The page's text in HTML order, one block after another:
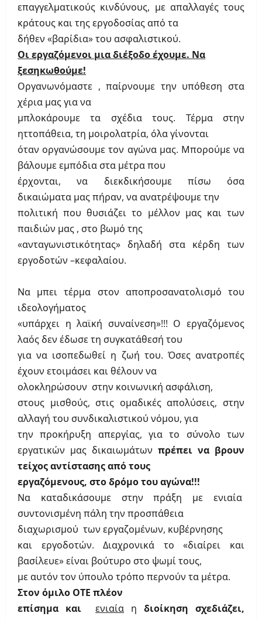
επαγγελματικούς κινδύνους, με απαλλαγές τους
κράτους και της εργοδοσίας από τα
δήθεν «βαρίδια» του ασφαλιστικού.
Οι εργαζόμενοι μια διέξοδο έχουμε. Να
ξεσηκωθούμε!
Οργανωνόμαστε , παίρνουμε την υπόθεση στα
χέρια μας για να
μπλοκάρουμε τα σχέδια τους. Τέρμα στην
ηττοπάθεια, τη μοιρολατρία, όλα γίνονται
όταν οργανώσουμε τον αγώνα μας. Μπορούμε να
βάλουμε εμπόδια στα μέτρα που
έρχονται, να διεκδικήσουμε πίσω όσα
δικαιώματα μας πήραν, να ανατρέψουμε την
πολιτική που θυσιάζει το μέλλον μας και των
παιδιών μας , στο βωμό της
«ανταγωνιστικότητας» δηλαδή στα κέρδη των
εργοδοτών –κεφαλαίου.
Να μπει τέρμα στον αποπροσανατολισμό του
ιδεολογήματος
«υπάρχει η λαϊκή συναίνεση»!!! Ο εργαζόμενος
λαός δεν έδωσε τη συγκατάθεσή του
για να ισοπεδωθεί η ζωή του. Όσες ανατροπές
έχουν ετοιμάσει και θέλουν να
ολοκληρώσουν στην κοινωνική ασφάλιση,
στους μισθούς, στις ομαδικές απολύσεις, στην
αλλαγή του συνδικαλιστικού νόμου, για
την προκήρυξη απεργίας, για το σύνολο των
εργατικών μας δικαιωμάτων πρέπει να βρουν
τείχος αντίστασης από τους
εργαζόμενους, στο δρόμο του αγώνα!!!
Να καταδικάσουμε στην πράξη με ενιαία
συντονισμένη πάλη την προσπάθεια
διαχωρισμού των εργαζομένων, κυβέρνησης
και εργοδοτών. Διαχρονικά το «διαίρει και
βασίλευε» είναι βούτυρο στο ψωμί τους,
με αυτόν τον ύπουλο τρόπο περνούν τα μέτρα.
Στον όμιλο ΟΤΕ πλέον
επίσημα και ενιαία η διοίκηση σχεδιάζει,